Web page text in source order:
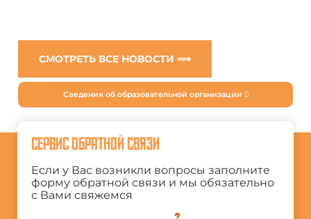
СМОТРЕТЬ ВСЕ НОВОСТИ ⟹
Сведения об образовательной организации
СЕРВИС ОБРАТНОЙ СВЯЗИ
Если у Вас возникли вопросы заполните
форму обратной связи и мы обязательно
с Вами свяжемся